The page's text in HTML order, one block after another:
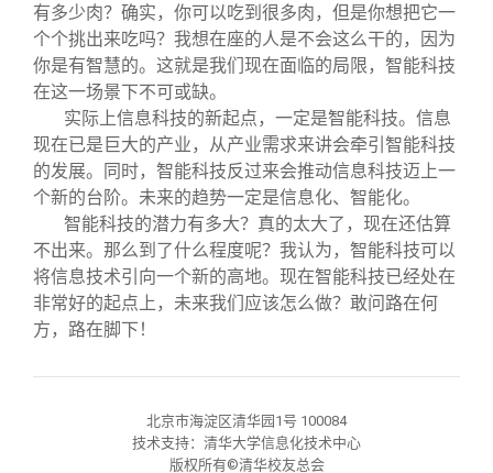
有多少肉？确实，你可以吃到很多肉，但是你想把它一
个个挑出来吃吗？我想在座的人是不会这么干的，因为
你是有智慧的。这就是我们现在面临的局限，智能科技
在这一场景下不可或缺。
实际上信息科技的新起点，一定是智能科技。信息
现在已是巨大的产业，从产业需求来讲会牵引智能科技
的发展。同时，智能科技反过来会推动信息科技迈上一
个新的台阶。未来的趋势一定是信息化、智能化。
智能科技的潜力有多大？真的太大了，现在还估算
不出来。那么到了什么程度呢？我认为，智能科技可以
将信息技术引向一个新的高地。现在智能科技已经处在
非常好的起点上，未来我们应该怎么做？敢问路在何
方，路在脚下！
北京市海淀区清华园1号 100084
技术支持：清华大学信息化技术中心
版权所有©清华校友总会